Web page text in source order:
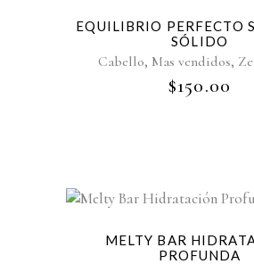
EQUILIBRIO PERFECTO
SÓLIDO
Cabello, Mas vendidos,
$150.00
MELTY BAR
PROFUNDA